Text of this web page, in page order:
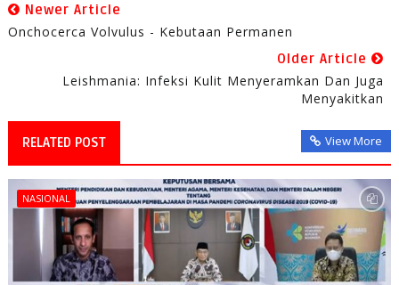
Newer Article
Onchocerca Volvulus - Kebutaan Permanen
Older Article
Leishmania: Infeksi Kulit Menyeramkan Dan Juga
Menyakitkan
RELATED POST View More
NASIONAL